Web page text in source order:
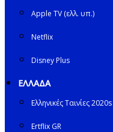
Apple TV (ελλ. υπ.)
Netflix
Disney Plus
ΕΛΛΑΔΑ
Ελληνικές Ταινίες 2020s
Ertflix GR